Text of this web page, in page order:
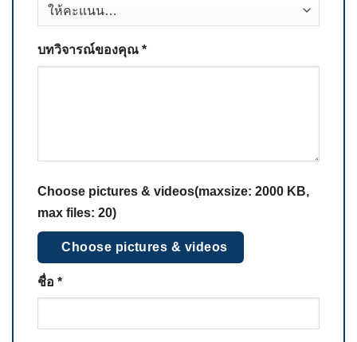
บทวิจารณ์ของคุณ *
Choose pictures & videos(maxsize: 2000 KB,
max files: 20)
Choose pictures & videos
ชื่อ *